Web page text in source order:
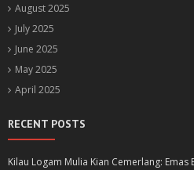
August 2025
July 2025
June 2025
May 2025
April 2025
RECENT POSTS
Kilau Logam Mulia Kian Cemerlang: